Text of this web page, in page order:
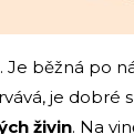
Je běžná po
je dobré
živin. Na